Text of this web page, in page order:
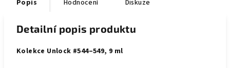
Popis Hodnocení Diskuze
Detailní popis produktu
Kolekce Unlock #544–549, 9 ml